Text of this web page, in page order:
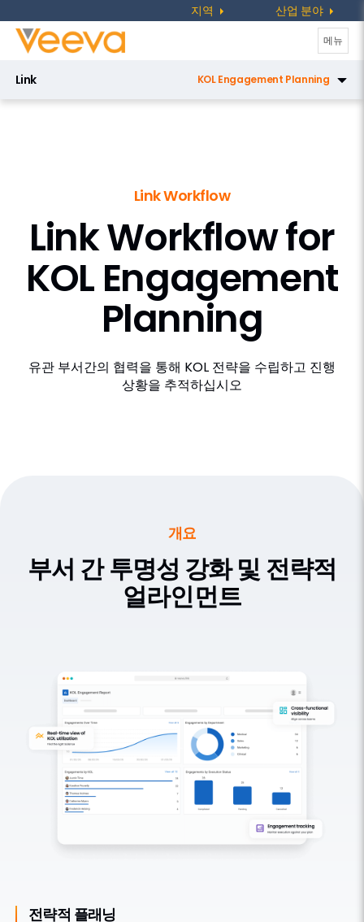
지역 산업 분야
탐
전
메뉴
Link KOL Engagement Planning
Link Medical Insights
Link Workflow
Link Workflow
Link Workflow for
KOL Engagement
Planning
유관 부서간의 협력을 통해 KOL 전략을 수립하고 진행
상황을 추적하십시오
개요
부서 간 투명성 강화 및 전략적
얼라인먼트
전략적 플래닝